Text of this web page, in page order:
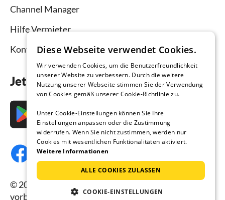
Channel Manager
Hilfe Vermieter
Kontakt
Jetzt die App downloaden
© 2026 Ferienhausmiete.de, alle Rechte
vorbehalten.
Diese Webseite verwendet Cookies.
Wir verwenden Cookies, um die Benutzerfreundlichkeit
unserer Website zu verbessern. Durch die weitere
Nutzung unserer Webseite stimmen Sie der Verwendung
von Cookies gemäß unserer Cookie-Richtlinie zu.
Unter Cookie-Einstellungen können Sie Ihre
Einstellungen anpassen oder die Zustimmung
widerrufen. Wenn Sie nicht zustimmen, werden nur
Cookies mit wesentlichen Funktionalitäten aktiviert.
Weitere Informationen
ALLE COOKIES ZULASSEN
COOKIE-EINSTELLUNGEN